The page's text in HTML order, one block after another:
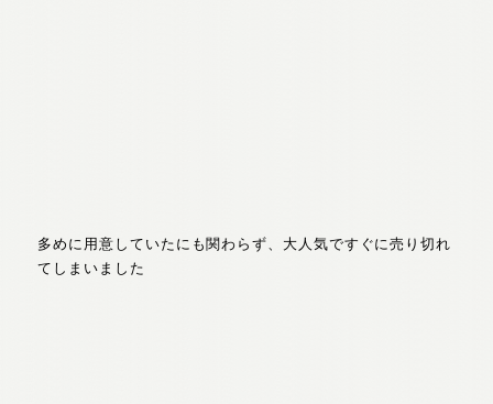
多めに用意していたにも関わらず、大人気ですぐに売り切れ
てしまいました